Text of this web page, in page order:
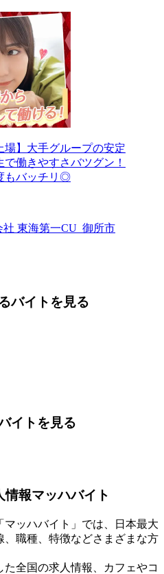
場】大手グループの安定
働きやすさバツグン！
もバッチリ◎
東海第一CU_御所市
バイトを見る
イトを見る
報マッハバイト
ッハバイト」では、日本最大
職種、特徴などさまざまな方
全国の求人情報、カフェやコ